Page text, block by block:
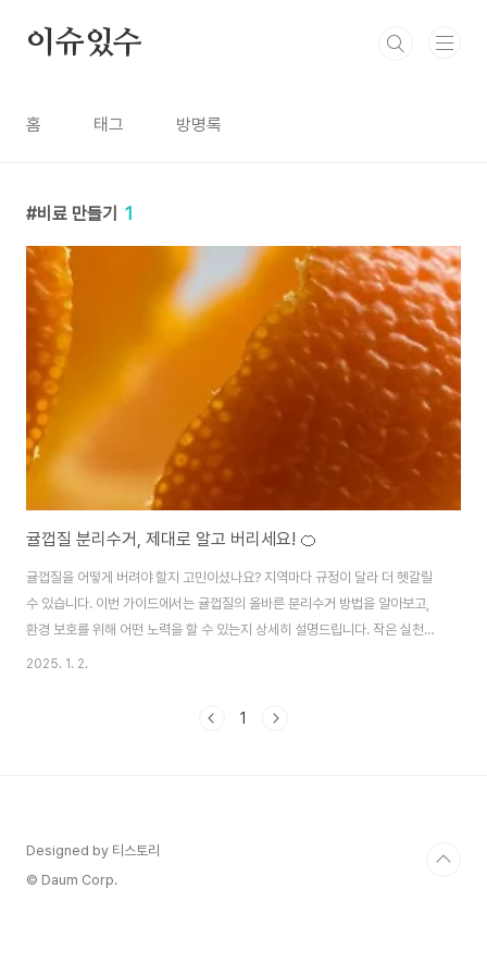
이슈있수
홈 태그 방명록
비료 만들기 1
귤껍질 분리수거, 제대로 알고 버리세요! 🍊
귤껍질을 어떻게 버려야 할지 고민이셨나요? 지역마다 규정이 달라 더 헷갈릴
수 있습니다. 이번 가이드에서는 귤껍질의 올바른 분리수거 방법을 알아보고,
환경 보호를 위해 어떤 노력을 할 수 있는지 상세히 설명드립니다. 작은 실천이
지구를 살립니다. 🌱1. 귤껍질, 어디에 버려야 할까? 🤔지역별 규정 확인이 필
은 음식물 쓰레기로 처리되는 경우가 많지만, 일부 지역에서는 일반 쓰레기로
2025. 1. 2.
1
Designed by 티스토리
© Daum Corp.